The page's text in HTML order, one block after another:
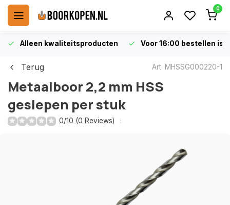
0
Alleen kwaliteitsproducten Voor 16:00 bestellen is
Terug Art: MHSSG000220-1
Metaalboor 2,2 mm HSS
geslepen per stuk
0/10 (0 Reviews)